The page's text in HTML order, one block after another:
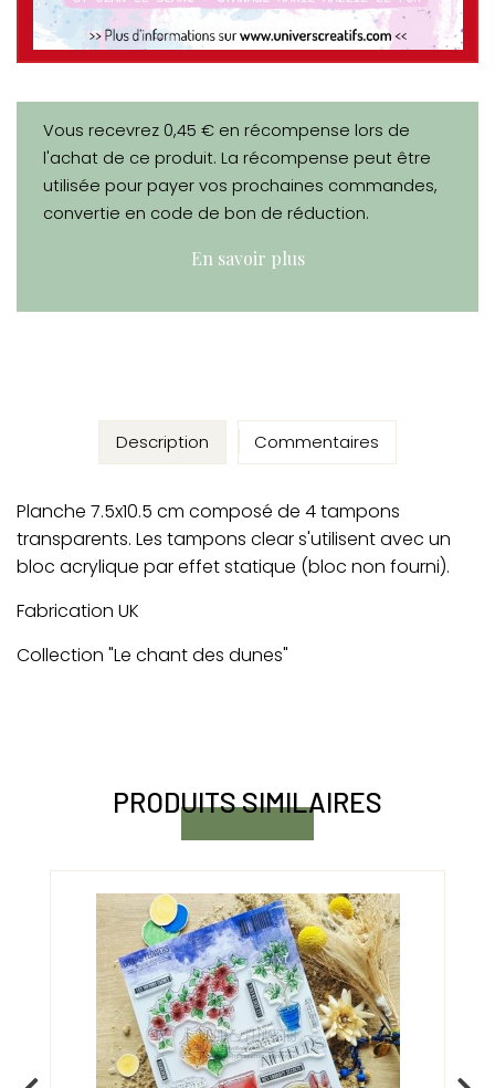
Vous recevrez 0,45 € en récompense lors de
l'achat de ce produit. La récompense peut être
utilisée pour payer vos prochaines commandes,
convertie en code de bon de réduction.
En savoir plus
Description
Planche 7.5x10.5 cm composé de 4 tampons
transparents. Les tampons clear s'utilisent avec un
bloc acrylique par effet statique (bloc non fourni).
Fabrication UK
Collection "Le chant des dunes"
Commentaires
PRODUITS SIMILAIRES